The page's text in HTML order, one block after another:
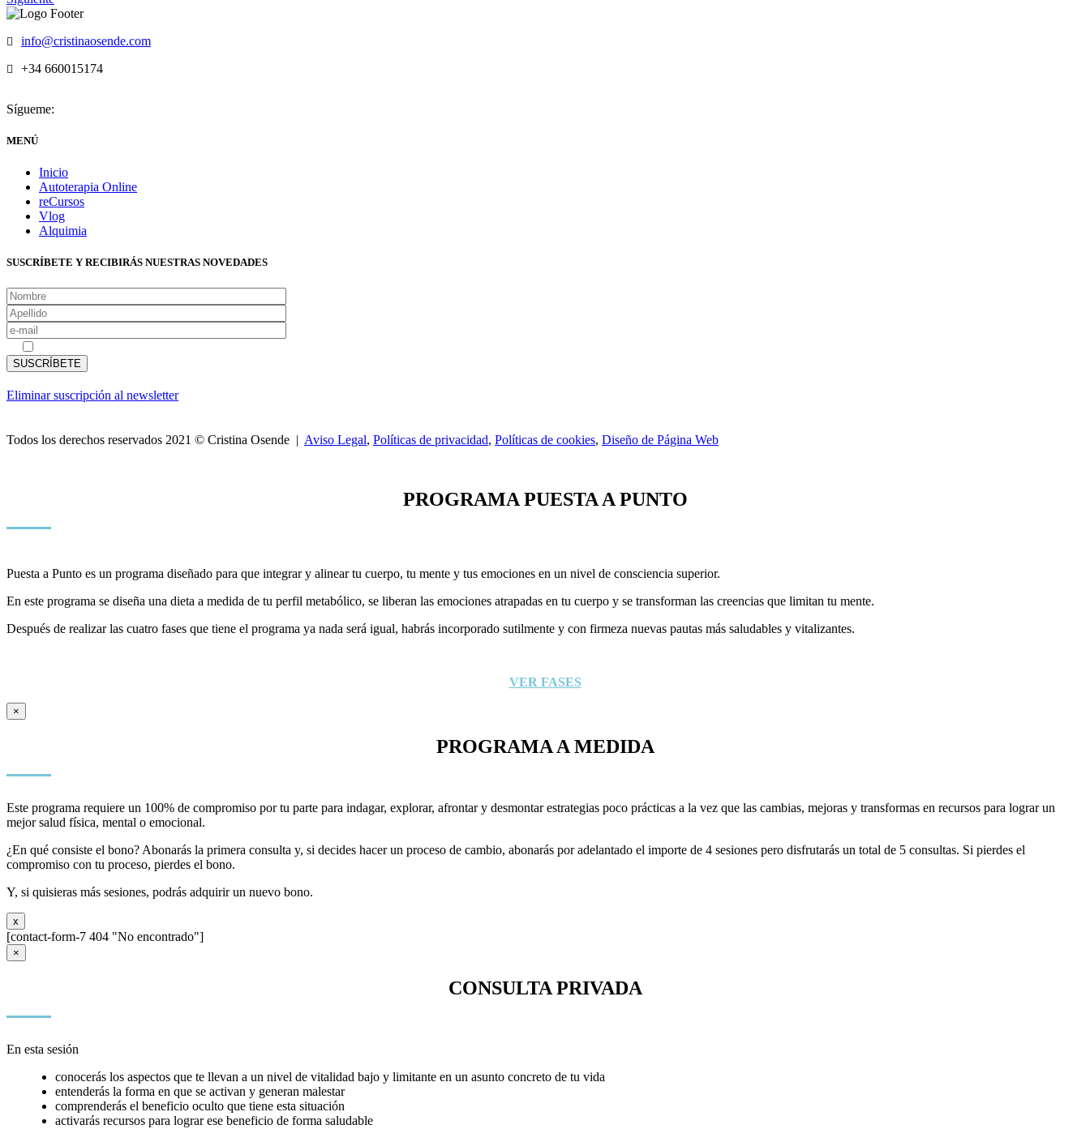
info@cristinaosende.com
+34 660015174
Sígueme:
MENÚ
Inicio
Autoterapia Online
reCursos
Vlog
Alquimia
SUSCRÍBETE Y RECIBIRÁS NUESTRAS NOVEDADES
Eliminar suscripción al newsletter
Todos los derechos reservados 2021 © Cristina Osende | Aviso Legal, Políticas de privacidad, Políticas de cookies, Diseño de Página Web
PROGRAMA PUESTA A PUNTO
Puesta a Punto es un programa diseñado para que integrar y alinear tu cuerpo, tu mente y tus emociones en un nivel de consciencia superior.
En este programa se diseña una dieta a medida de tu perfil metabólico, se liberan las emociones atrapadas en tu cuerpo y se transforman las creencias que limitan tu mente.
Después de realizar las cuatro fases que tiene el programa ya nada será igual, habrás incorporado sutilmente y con firmeza nuevas pautas más saludables y vitalizantes.
VER FASES
×
PROGRAMA A MEDIDA
Este programa requiere un 100% de compromiso por tu parte para indagar, explorar, afrontar y desmontar estrategias poco prácticas a la vez que las cambias, mejoras y transformas en recursos para lograr un
mejor salud física, mental o emocional.
¿En qué consiste el bono? Abonarás la primera consulta y, si decides hacer un proceso de cambio, abonarás por adelantado el importe de 4 sesiones pero disfrutarás un total de 5 consultas. Si pierdes el
compromiso con tu proceso, pierdes el bono.
Y, si quisieras más sesiones, podrás adquirir un nuevo bono.
x
[contact-form-7 404 "No encontrado"]
×
CONSULTA PRIVADA
En esta sesión
conocerás los aspectos que te llevan a un nivel de vitalidad bajo y limitante en un asunto concreto de tu vida
entenderás la forma en que se activan y generan malestar
comprenderás el beneficio oculto que tiene esta situación
activarás recursos para lograr ese beneficio de forma saludable